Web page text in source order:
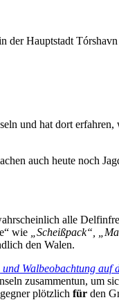
der Hauptstadt
und hat dort
auch heute noch
alle
wie
„Scheißpack“,
den Walen.
und Walbeobachtung auf
zusammentun, um
plötzlich für den